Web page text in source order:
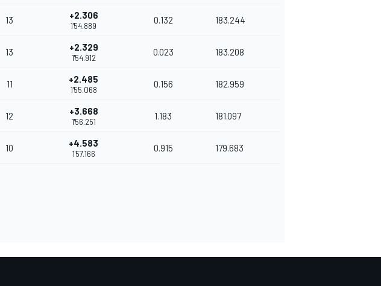
13 +2.306
1'54.889
0.132 183.244
13 +2.329
1'54.912
0.023 183.208
11 +2.485
1'55.068
0.156 182.959
12 +3.668
1'56.251
1.183 181.097
10 +4.583
1'57.166
0.915 179.683